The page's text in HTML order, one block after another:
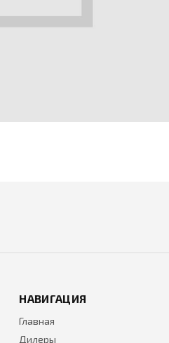
НАВИГАЦИЯ
Главная
Дилеры